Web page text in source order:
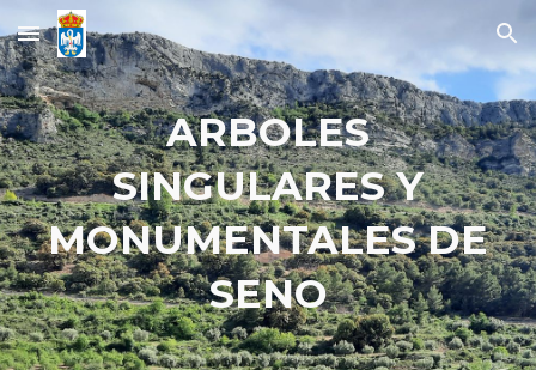
Skip to main content Skip to navigation
ARBOLES
SINGULARES Y
MONUMENTALES DE
SENO